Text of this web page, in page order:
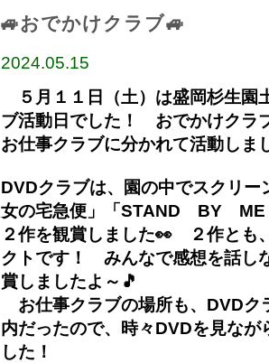
🚙おでかけクラブ🚙
2024.05.15
５月１１日（土）は盛岡杉生園
ブ活動日でした！ おでかけクラ
お仕事クラブに分かれて活動し
DVDクラブは、園の中でスクリー
女の宅急便」「STAND BY
２作を観賞しました👀 ２作とも
クトです！ みんなで感想を話し
賞しましたよ～🎵
お仕事クラブの場所も、DVDク
内だったので、時々DVDを見なが
した！